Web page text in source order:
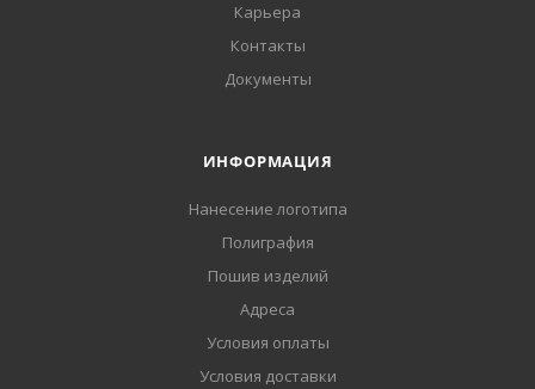
Карьера
Контакты
Документы
ИНФОРМАЦИЯ
Нанесение логотипа
Полиграфия
Пошив изделий
Адреса
Условия оплаты
Условия доставки